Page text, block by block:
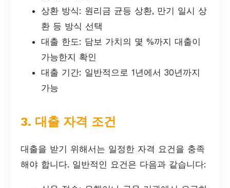
상환 방식: 원리금 균등 상환, 만기 일시 상
환 등 방식 선택
대출 한도: 담보 가치의 몇 %까지 대출이
가능한지 확인
대출 기간: 일반적으로 1년에서 30년까지
가능
3. 대출 자격 조건
대출을 받기 위해서는 일정한 자격 요건을 충족
해야 합니다. 일반적인 요건은 다음과 같습니다: